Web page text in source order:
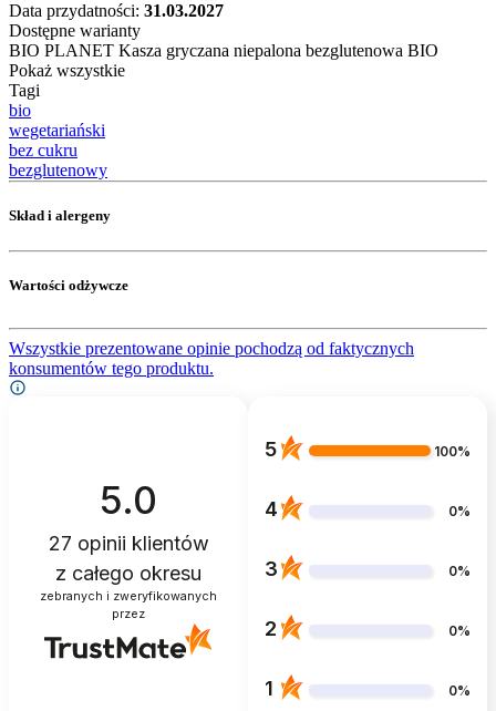
Data przydatności: 31.03.2027
Dostępne warianty
BIO PLANET Kasza gryczana niepalona bezglutenowa BIO
Pokaż wszystkie
Tagi
bio
wegetariański
bez cukru
bezglutenowy
Skład i alergeny
Wartości odżywcze
Wszystkie prezentowane opinie pochodzą od faktycznych
konsumentów tego produktu.
5.0
27 opinii klientów
z całego okresu
zebranych i zweryfikowanych
przez
5 100%
4 0%
3 0%
2 0%
1 0%